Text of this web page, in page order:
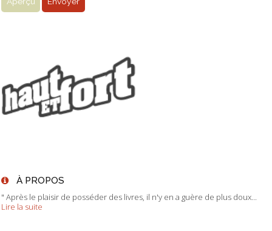
À PROPOS
" Après le plaisir de posséder des livres, il n'y en a guère de plus doux...
Lire la suite